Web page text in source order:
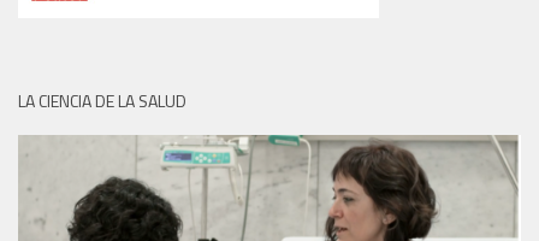
LA CIENCIA DE LA SALUD